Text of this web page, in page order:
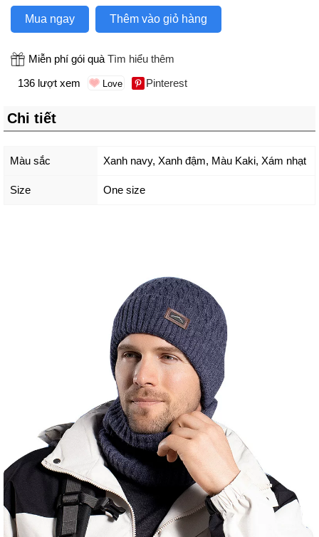
Mua ngay Thêm vào giỏ hàng
Miễn phí gói quà Tìm hiểu thêm
136 lượt xem
Pinterest
Chi tiết
Màu sắc Xanh navy, Xanh đậm, Màu Kaki, Xám nhạt
Size One size